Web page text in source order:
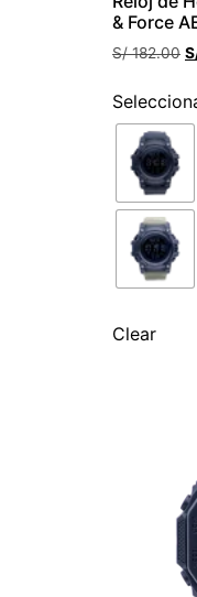
& Force
S/182.00
Clear